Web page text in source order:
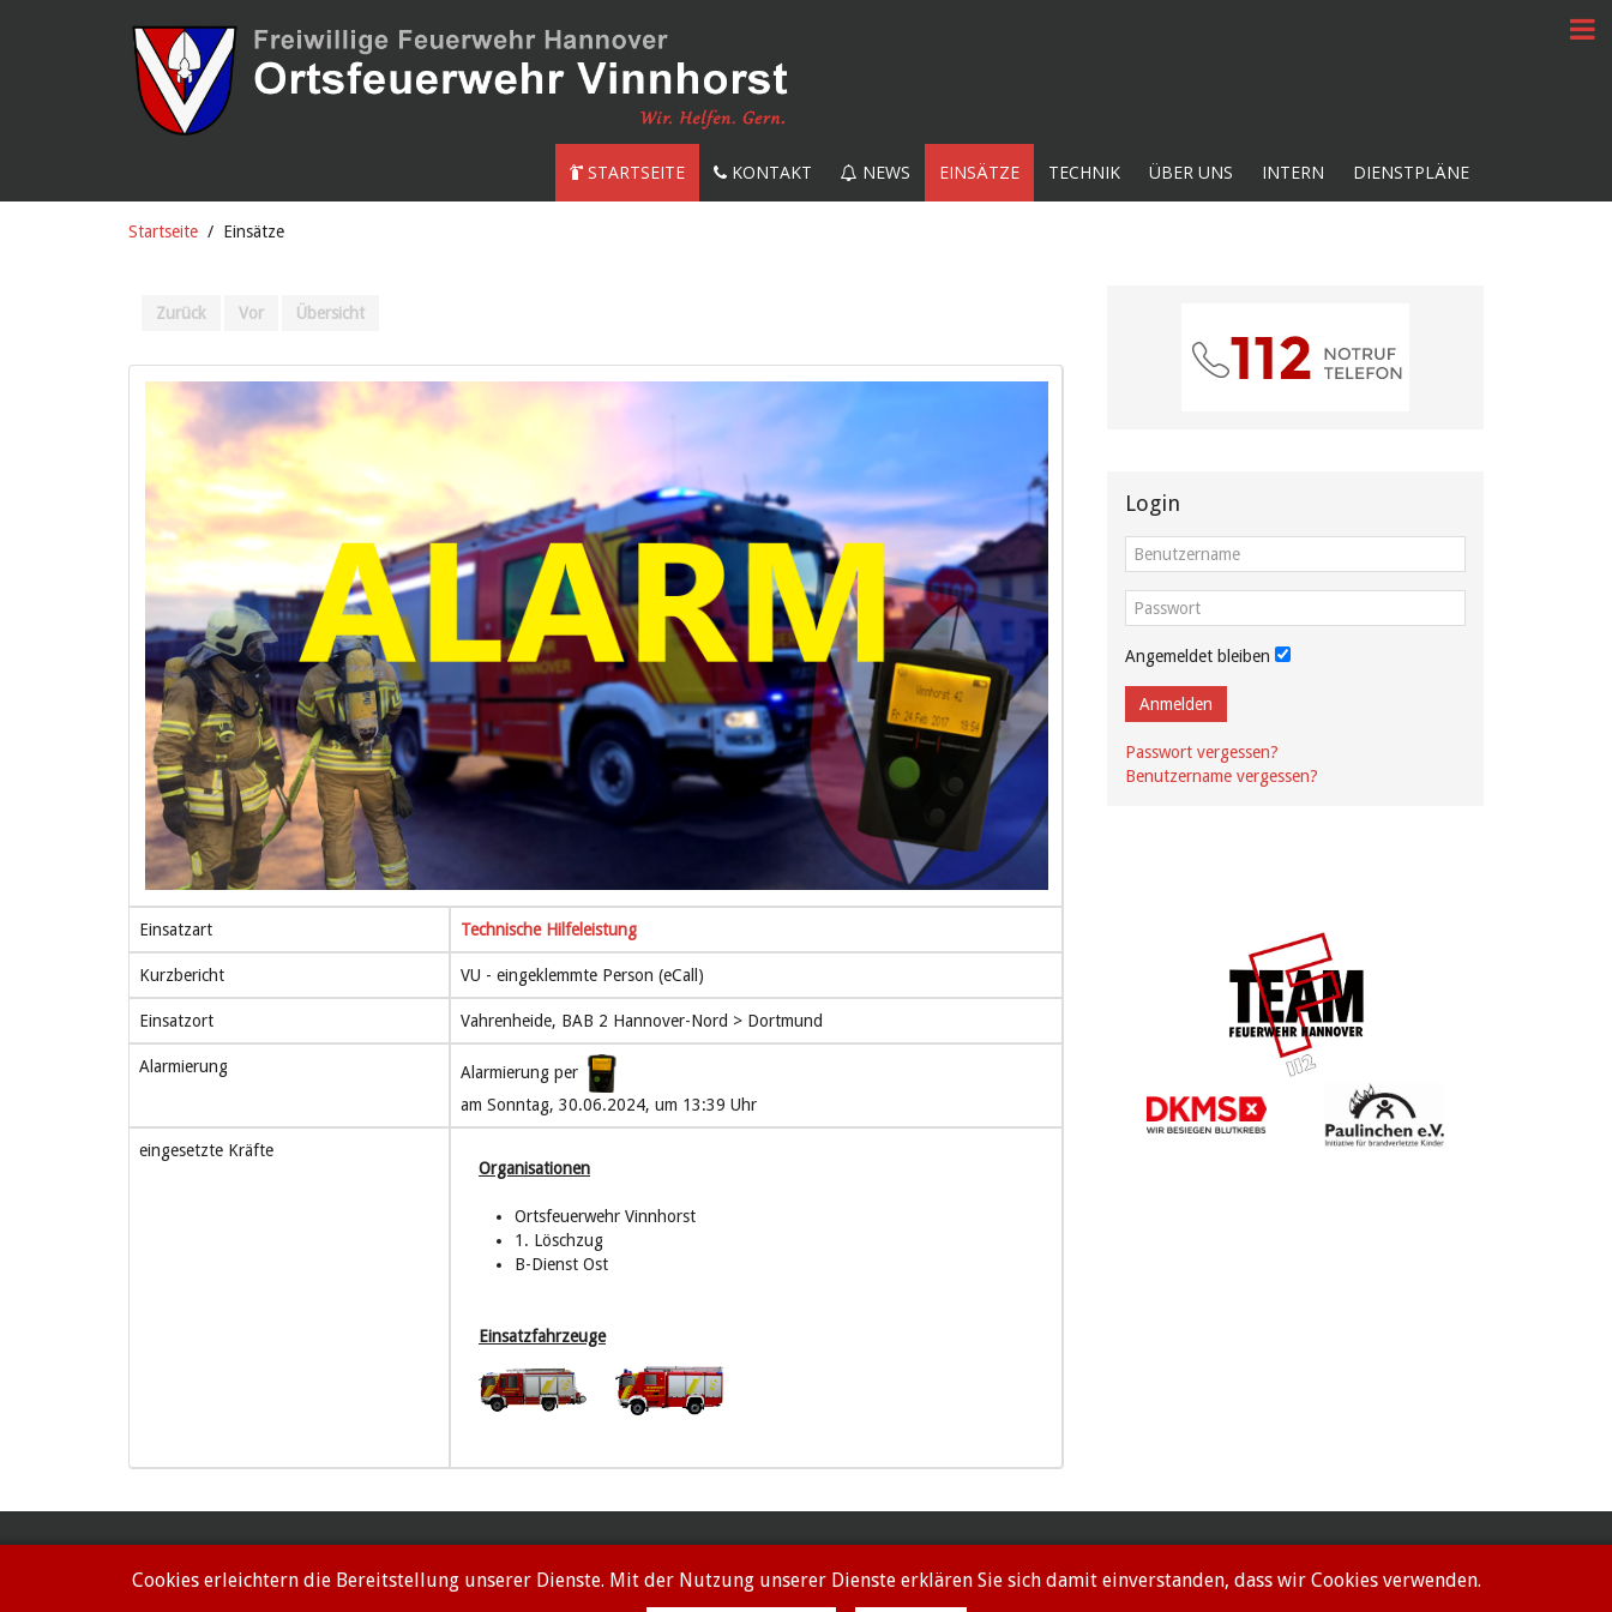
STARTSEITE KONTAKT NEWS EINSÄTZE TECHNIK ÜBER UNS INTERN DIENSTPLÄNE
Startseite Einsätze
Zurück Vor Übersicht
Einsatzart Technische Hilfeleistung
Kurzbericht VU - eingeklemmte Person (eCall)
Einsatzort Vahrenheide, BAB 2 Hannover-Nord > Dortmund
Alarmierung
Alarmierung per
am Sonntag, 30.06.2024, um 13:39 Uhr
eingesetzte Kräfte
Organisationen
Ortsfeuerwehr Vinnhorst
1. Löschzug
B-Dienst Ost
Einsatzfahrzeuge
Login
Angemeldet bleiben
Anmelden
Passwort vergessen?
Benutzername vergessen?
Cookies erleichtern die Bereitstellung unserer Dienste. Mit der Nutzung unserer Dienste erklären Sie sich damit einverstanden, dass wir Cookies verwenden.